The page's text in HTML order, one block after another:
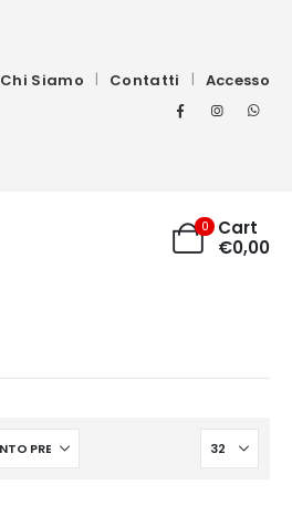
Chi Siamo Contatti Accesso
0
Cart
€0,00